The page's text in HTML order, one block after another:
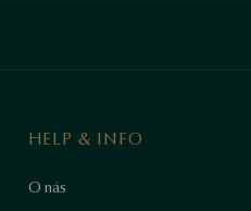
HELP & INFO
O nás